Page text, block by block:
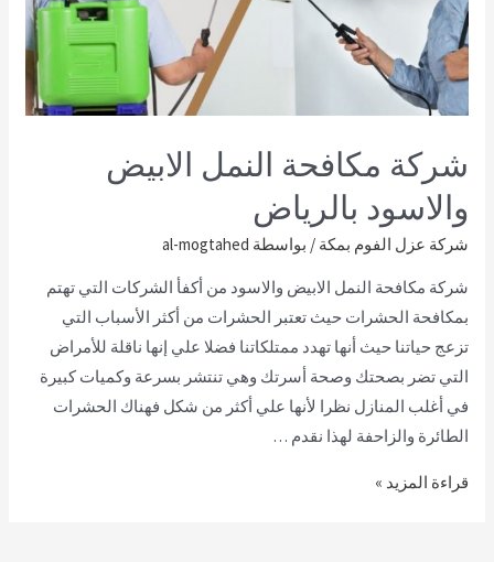
شركة مكافحة النمل الابيض
والاسود بالرياض
شركة عزل الفوم بمكة / بواسطة al-mogtahed
شركة مكافحة النمل الابيض والاسود من أكفأ الشركات التي تهتم
بمكافحة الحشرات حيث تعتبر الحشرات من أكثر الأسباب التي
تزعج حياتنا حيث أنها تهدد ممتلكاتنا فضلا علي إنها ناقلة للأمراض
التي تضر بصحتك وصحة أسرتك وهي تنتشر بسرعة وكميات كبيرة
في أغلب المنازل نظرا لأنها علي أكثر من شكل فهناك الحشرات
الطائرة والزاحفة لهذا نقدم …
قراءة المزيد »